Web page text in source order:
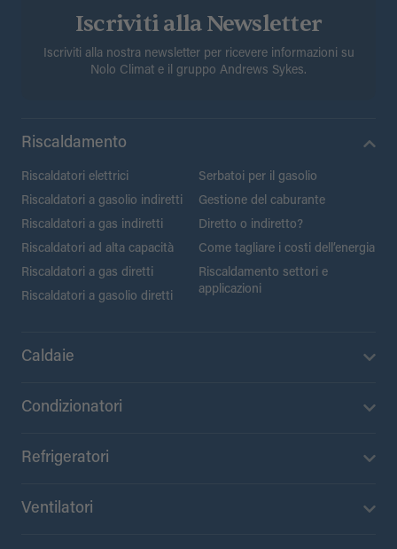
Iscriviti alla Newsletter
Iscriviti alla nostra newsletter per ricevere informazioni su
Nolo Climat e il gruppo Andrews Sykes.
Riscaldamento
Riscaldatori elettrici
Riscaldatori a gasolio indiretti
Riscaldatori a gas indiretti
Riscaldatori ad alta capacità
Riscaldatori a gas diretti
Riscaldatori a gasolio diretti
Serbatoi per il gasolio
Gestione del caburante
Diretto o indiretto?
Come tagliare i costi dell’energia
Riscaldamento settori e
applicazioni
Caldaie
Condizionatori
Refrigeratori
Ventilatori